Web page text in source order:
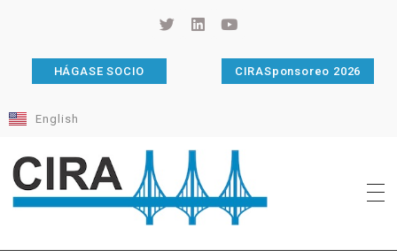
HÁGASE SOCIO CIRASponsoreo 2026
English